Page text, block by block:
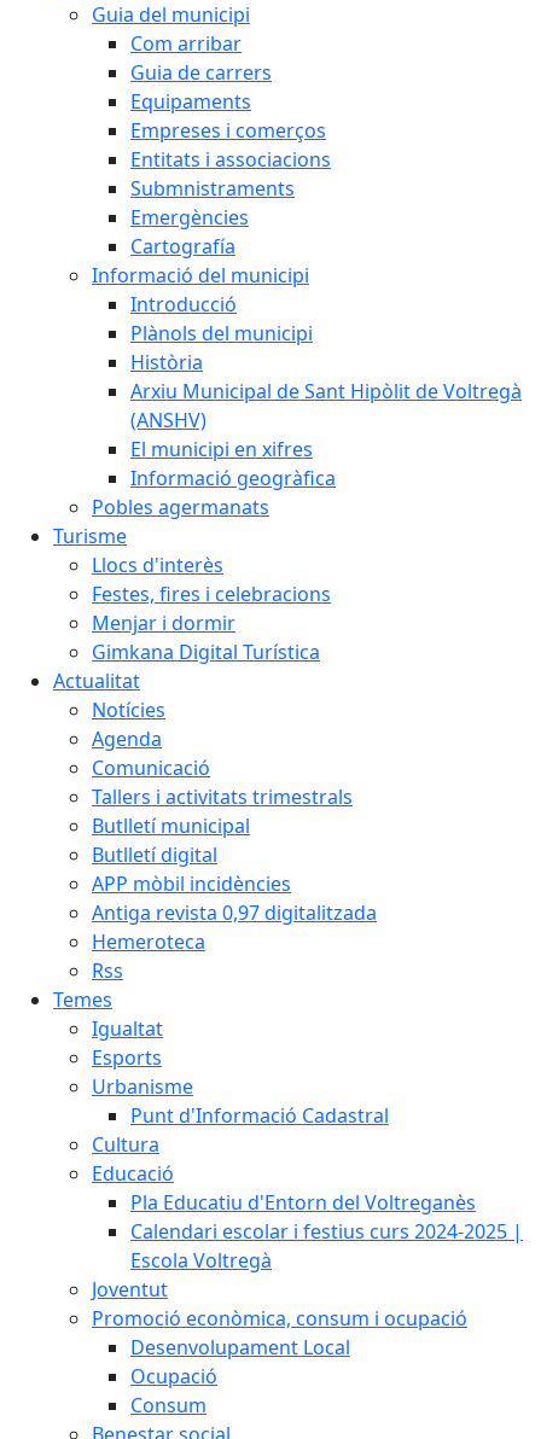
Guia del municipi
Com arribar
Guia de carrers
Equipaments
Empreses i comerços
Entitats i associacions
Submnistraments
Emergències
Cartografía
Informació del municipi
Introducció
Plànols del municipi
Història
Arxiu Municipal de Sant Hipòlit de Voltregà
(ANSHV)
El municipi en xifres
Informació geogràfica
Pobles agermanats
Turisme
Llocs d'interès
Festes, fires i celebracions
Menjar i dormir
Gimkana Digital Turística
Actualitat
Notícies
Agenda
Comunicació
Tallers i activitats trimestrals
Butlletí municipal
Butlletí digital
APP mòbil incidències
Antiga revista 0,97 digitalitzada
Hemeroteca
Rss
Temes
Igualtat
Esports
Urbanisme
Punt d'Informació Cadastral
Cultura
Educació
Pla Educatiu d'Entorn del Voltreganès
Calendari escolar i festius curs 2024-2025 |
Escola Voltregà
Joventut
Promoció econòmica, consum i ocupació
Desenvolupament Local
Ocupació
Consum